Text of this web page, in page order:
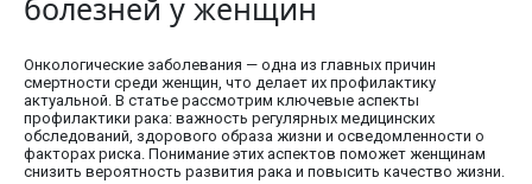
Онкологические заболевания — одна из главных причин
смертности среди женщин, что делает их профилактику
актуальной. В статье рассмотрим ключевые аспекты
профилактики рака: важность регулярных медицинских
обследований, здорового образа жизни и осведомленности о
факторах риска. Понимание этих аспектов поможет женщинам
снизить вероятность развития рака и повысить качество жизни.